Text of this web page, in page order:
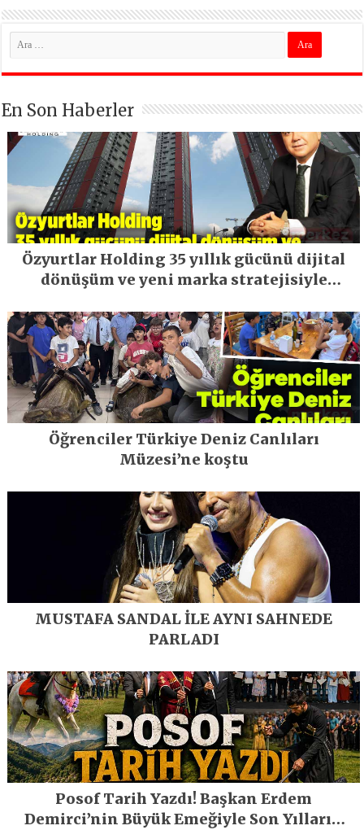
En Son Haberler
Özyurtlar Holding 35 yıllık gücünü dijital
dönüşüm ve yeni marka stratejisiyle
Öğrenciler Türkiye Deniz Canlıları
Müzesi’ne koştu
MUSTAFA SANDAL İLE AYNI SAHNEDE
PARLADI
Posof Tarih Yazdı! Başkan Erdem
Demirci’nin Büyük Emeğiyle Son Yılların